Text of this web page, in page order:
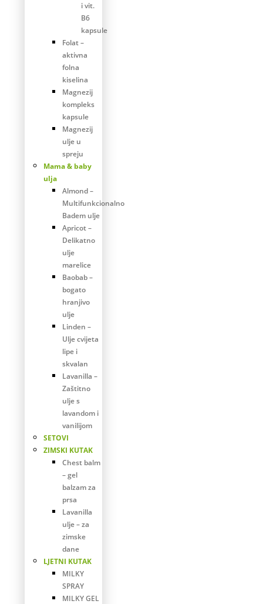
i vit.
B6
kapsule
Folat –
aktivna
folna
kiselina
Magnezij
kompleks
kapsule
Magnezij
ulje u
spreju
Mama & baby
ulja
Almond –
Multifunkcionalno
Badem ulje
Apricot –
Delikatno
ulje
marelice
Baobab –
bogato
hranjivo
ulje
Linden –
Ulje cvijeta
lipe i
skvalan
Lavanilla –
Zaštitno
ulje s
lavandom i
vanilijom
SETOVI
ZIMSKI KUTAK
Chest balm
– gel
balzam za
prsa
Lavanilla
ulje – za
zimske
dane
LJETNI KUTAK
MILKY
SPRAY
MILKY GEL